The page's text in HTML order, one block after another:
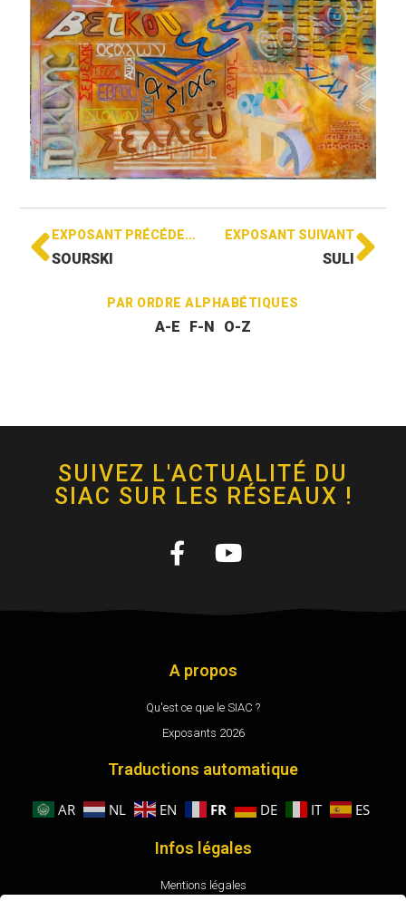
EXPOSANT PRÉCÉDENT
SOURSKI
EXPOSANT SUIVANT
SULI
PAR ORDRE ALPHABÉTIQUES
A-E F-N O-Z
SUIVEZ L'ACTUALITÉ DU
SIAC SUR LES RÉSEAUX !
A propos
Qu'est ce que le SIAC ?
Exposants 2026
Traductions automatique
AR NL EN FR DE IT ES
Infos légales
Mentions légales